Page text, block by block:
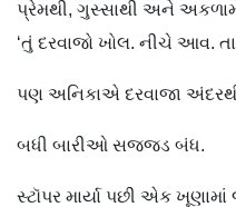
પ્રેમથી, ગુસ્સાથી અને
‘તું દરવાજો ખોલ. નીચે આવ.
પણ અનિકાએ દરવાજા
બધી બારીઓ સજ્જડ બંધ.
સ્ટૉપર માર્યા પછી એક